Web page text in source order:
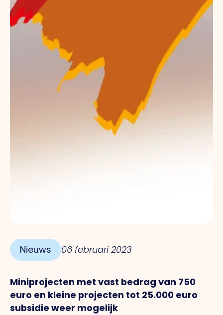
Nieuws 06 februari 2023
Miniprojecten met vast bedrag van 750
euro en kleine projecten tot 25.000 euro
subsidie weer mogelijk